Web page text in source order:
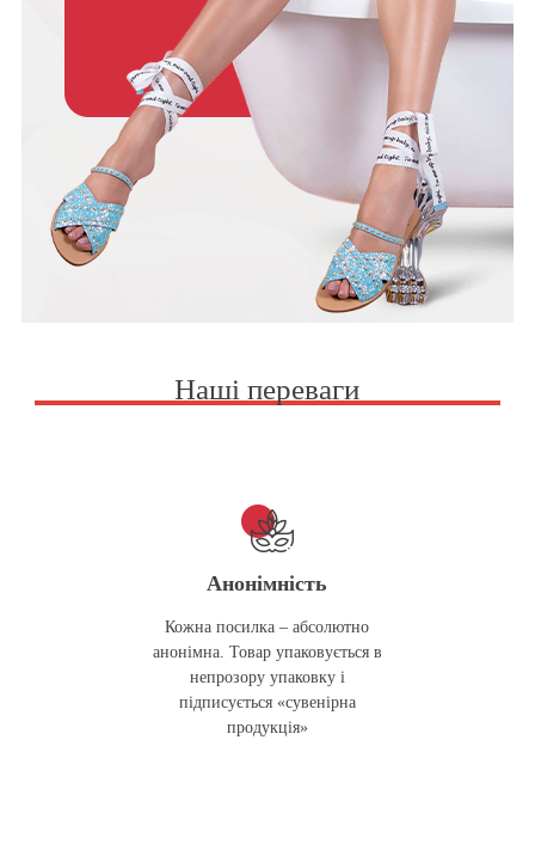
Наші переваги
Анонімність
Кожна посилка – абсолютно
анонімна. Товар упаковується в
непрозору упаковку і
підписується «сувенірна
продукція»